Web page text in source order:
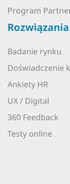
Program
Rozwiązania
Badanie rynku
Doświadczenie
Ankiety HR
UX / Digital
360 Feedback
Testy online